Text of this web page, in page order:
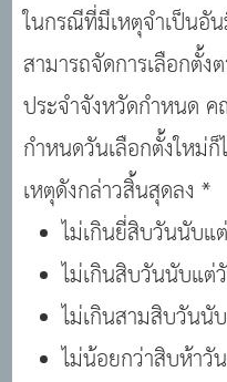
ในกรณีที่มีเหตุจำเป็นอั
สามารถจัดการเลือกตั้ง
ประจำจังหวัดกำหนด ค
กำหนดวันเลือกตั้งใหม่
เหตุดังกล่าวสิ้นสุดลง *
ไม่เกินยี่สิบวันนับแ
ไม่เกินสิบวันนับแต่
ไม่เกินสามสิบวันนั
ไม่น้อยกว่าสิบห้าวั